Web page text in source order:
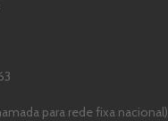
para rede fixa nacional)